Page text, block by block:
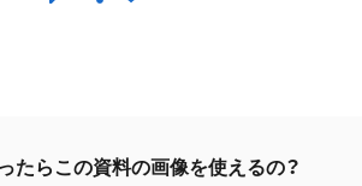
たらこの資料の画像を使えるの？